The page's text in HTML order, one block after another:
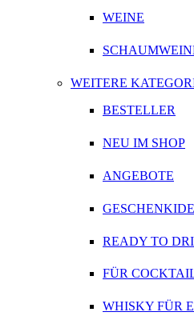
WEINE
WEITERE
BESTELLER
NEU IM SHOP
ANGEBOTE
READY TO
FÜR
WHISKY FÜR